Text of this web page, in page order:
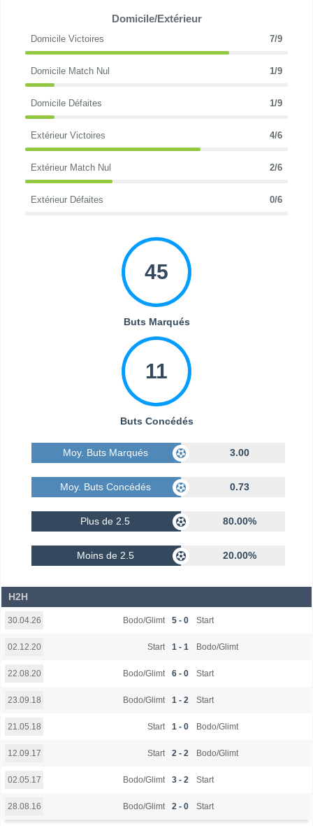
Domicile/Extérieur
Domicile Victoires 7/9
Domicile Match Nul 1/9
Domicile Défaites 1/9
Extérieur Victoires 4/6
Extérieur Match Nul 2/6
Extérieur Défaites 0/6
45
Buts Marqués
11
Buts Concédés
Moy. Buts Marqués 3.00
Moy. Buts Concédés 0.73
Plus de 2.5 80.00%
Moins de 2.5 20.00%
H2H
30.04.26 Bodo/Glimt 5 - 0 Start
02.12.20 Start 1 - 1 Bodo/Glimt
22.08.20 Bodo/Glimt 6 - 0 Start
23.09.18 Bodo/Glimt 1 - 2 Start
21.05.18 Start 1 - 0 Bodo/Glimt
12.09.17 Start 2 - 2 Bodo/Glimt
02.05.17 Bodo/Glimt 3 - 2 Start
28.08.16 Bodo/Glimt 2 - 0 Start